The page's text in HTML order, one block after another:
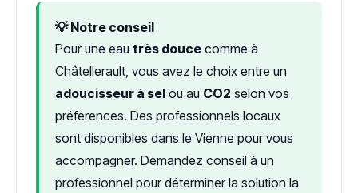
💡 Notre conseil
Pour une eau très douce comme à
Châtellerault, vous avez le choix entre un
adoucisseur à sel ou au CO2 selon vos
préférences. Des professionnels locaux
sont disponibles dans le Vienne pour vous
accompagner. Demandez conseil à un
professionnel pour déterminer la solution la